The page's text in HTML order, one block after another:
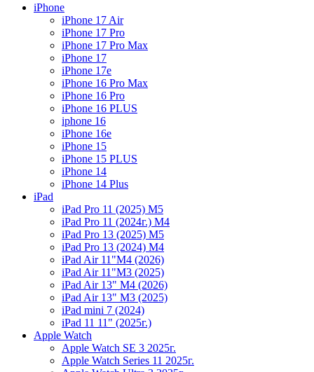
iPhone
iPhone 17 Air
iPhone 17 Pro
iPhone 17 Pro Max
iPhone 17
iPhone 17e
iPhone 16 Pro Max
iPhone 16 Pro
iPhone 16 PLUS
iphone 16
iPhone 16e
iPhone 15
iPhone 15 PLUS
iPhone 14
iPhone 14 Plus
iPad
iPad Pro 11 (2025) M5
iPad Pro 11 (2024г.) M4
iPad Pro 13 (2025) M5
iPad Pro 13 (2024) M4
iPad Air 11"M4 (2026)
iPad Air 11"M3 (2025)
iPad Air 13" M4 (2026)
iPad Air 13" M3 (2025)
iPad mini 7 (2024)
iPad 11 11" (2025г.)
Apple Watch
Apple Watch SE 3 2025г.
Apple Watch Series 11 2025г.